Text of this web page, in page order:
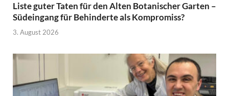
Liste guter Taten für den Alten Botanischer Garten –
Südeingang für Behinderte als Kompromiss?
3. August 2026